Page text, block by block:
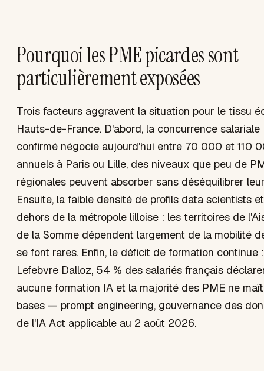
Pourquoi les PME picardes sont
particulièrement exposées
Trois facteurs aggravent la situation pour le tissu
Hauts-de-France. D'abord, la concurrence
confirmé négocie aujourd'hui entre 70 000 et 110
annuels à Paris ou Lille, des niveaux que peu de
régionales peuvent absorber sans déséquilibrer
Ensuite, la faible densité de profils data scientists
dehors de la métropole lilloise : les territoires de
de la Somme dépendent largement de la mobilité
se font rares. Enfin, le déficit de formation continue
Lefebvre Dalloz, 54 % des salariés français
aucune formation IA et la majorité des PME ne
bases — prompt engineering, gouvernance des
de l'IA Act applicable au 2 août 2026.